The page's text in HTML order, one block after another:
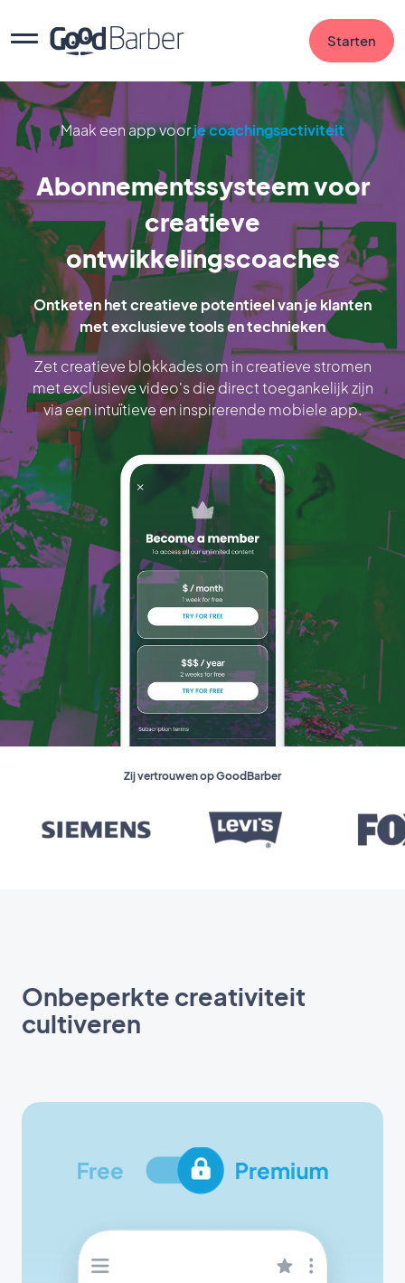
Starten
Maak een app voorje coachingsactiviteit
Abonnementssysteem voor
creatieve
ontwikkelingscoaches
Ontketen het creatieve potentieel van je klanten
met exclusieve tools en technieken
Zet creatieve blokkades om in creatieve stromen
met exclusieve video's die direct toegankelijk zijn
via een intuïtieve en inspirerende mobiele app.
Zij vertrouwen op GoodBarber
Onbeperkte creativiteit
cultiveren